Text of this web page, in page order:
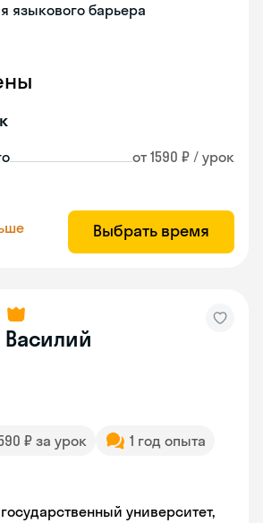
языкового барьера
от 1590 ₽ / урок
Выбрать время
Василий
₽ за урок
1 год опыта
университет,